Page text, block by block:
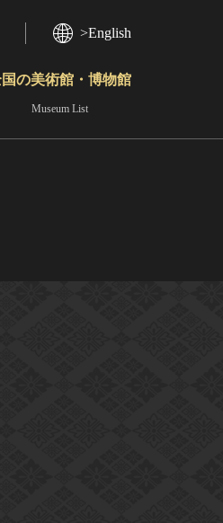
>English
の美術館・博物館
Museum List